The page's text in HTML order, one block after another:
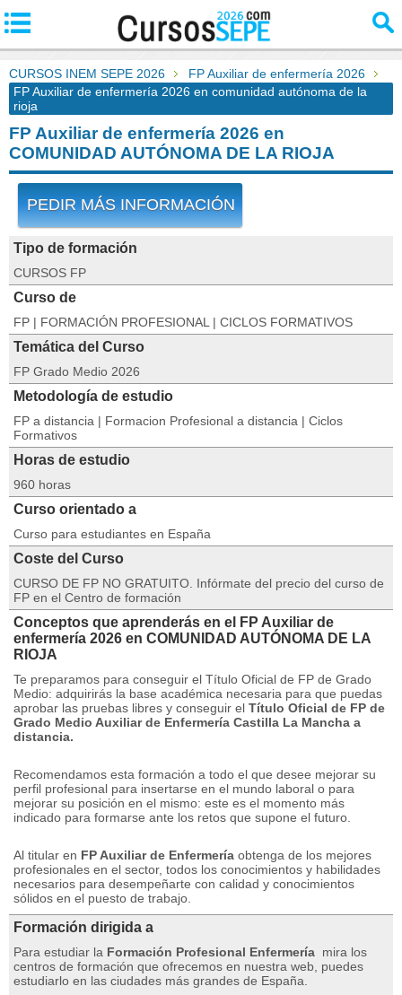
CURSOS INEM SEPE 2026
FP Auxiliar de enfermería 2026
FP Auxiliar de enfermería 2026 en comunidad autónoma de la
rioja
FP Auxiliar de enfermería 2026 en
COMUNIDAD AUTÓNOMA DE LA RIOJA
PEDIR MÁS INFORMACIÓN
Tipo de formación
CURSOS FP
Curso de
FP | FORMACIÓN PROFESIONAL | CICLOS FORMATIVOS
Temática del Curso
FP Grado Medio 2026
Metodología de estudio
FP a distancia | Formacion Profesional a distancia | Ciclos
Formativos
Horas de estudio
960 horas
Curso orientado a
Curso para estudiantes en España
Coste del Curso
CURSO DE FP NO GRATUITO. Infórmate del precio del curso de
FP en el Centro de formación
Conceptos que aprenderás en el FP Auxiliar de
enfermería 2026 en COMUNIDAD AUTÓNOMA DE LA
RIOJA
Te preparamos para conseguir el Título Oficial de FP de Grado
Medio: adquirirás la base académica necesaria para que puedas
aprobar las pruebas libres y conseguir el Título Oficial de FP de
Grado Medio Auxiliar de Enfermería Castilla La Mancha a
distancia.
Recomendamos esta formación a todo el que desee mejorar su
perfil profesional para insertarse en el mundo laboral o para
mejorar su posición en el mismo: este es el momento más
indicado para formarse ante los retos que supone el futuro.
Al titular en FP Auxiliar de Enfermería obtenga de los mejores
profesionales en el sector, todos los conocimientos y habilidades
necesarios para desempeñarte con calidad y conocimientos
sólidos en el puesto de trabajo.
Formación dirigida a
Para estudiar la Formación Profesional Enfermería mira los
centros de formación que ofrecemos en nuestra web, puedes
estudiarlo en las ciudades más grandes de España